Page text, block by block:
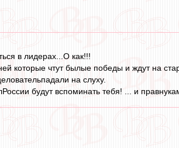
в лидерах...О как!!!
которые чтут былые победы и ждут на
на слуху.
будут вспоминать тебя! ... и